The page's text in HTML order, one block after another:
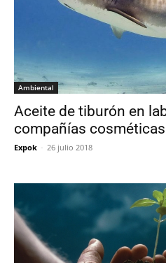
Ambiental
Aceite de tiburón en
compañías
Expok - 26 julio 2018